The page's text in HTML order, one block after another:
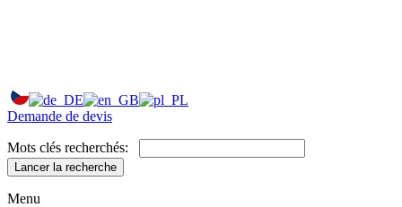
Demande de devis
Mots clés recherchés:
Lancer la recherche
Menu